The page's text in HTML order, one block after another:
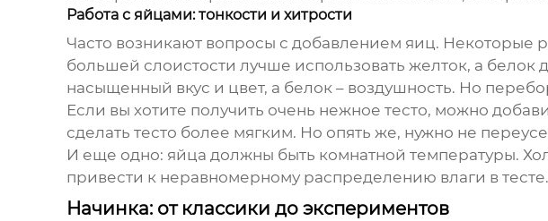
Работа с яйцами: тонкости и хитрости
Часто возникают вопросы с добавлением яиц. Некоторые
большей слоистости лучше использовать желток, а белок
насыщенный вкус и цвет, а белок – воздушность. Но
Если вы хотите получить очень нежное тесто, можно
сделать тесто более мягким. Но опять же, нужно не
И еще одно: яйца должны быть комнатной температуры.
привести к неравномерному распределению влаги в
Начинка: от классики до экспериментов